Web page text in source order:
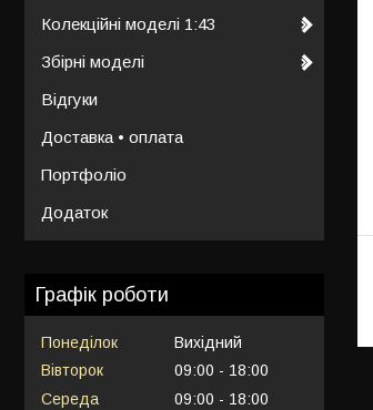
Колекційні моделі 1:43
Збірні моделі
Відгуки
Доставка • оплата
Портфоліо
Додаток
Графік роботи
Понеділок
Вихідний
Вівторок
09:00
18:00
Середа
09:00
18:00